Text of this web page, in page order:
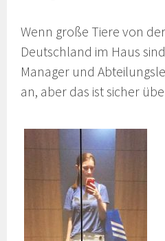
Wenn große Tiere von
Deutschland im Haus
Manager und
an, aber das ist sicher